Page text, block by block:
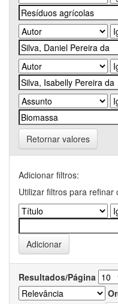
Retornar valores
Adicionar filtros:
Utilizar filtros para refinar
Resultados/Página